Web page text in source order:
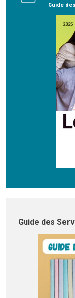
Guide
Guide des